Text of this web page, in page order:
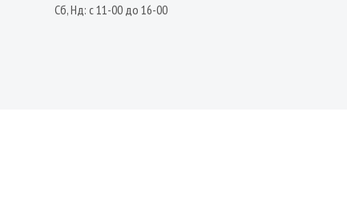
Сб, Нд: с 11-00 до 16-00